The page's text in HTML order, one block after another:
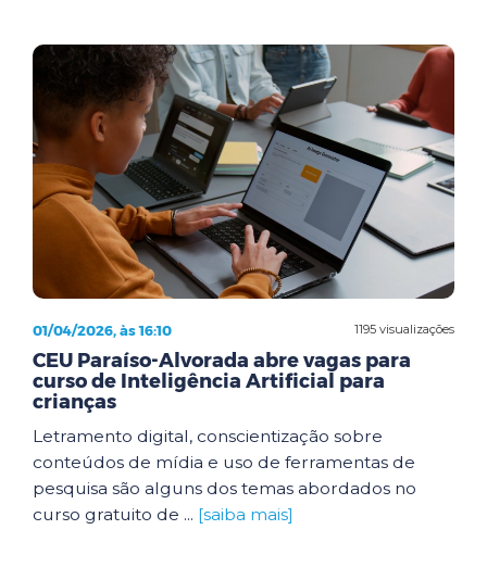
1195 visualizações
01/04/2026, às 16:10
CEU Paraíso-Alvorada abre vagas para
curso de Inteligência Artificial para
crianças
Letramento digital, conscientização sobre
conteúdos de mídia e uso de ferramentas de
pesquisa são alguns dos temas abordados no
curso gratuito de ... [saiba mais]